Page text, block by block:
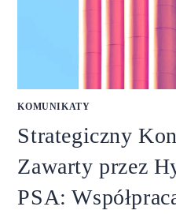
KOMUNIKATY
Strategiczny
Zawarty przez
PSA: